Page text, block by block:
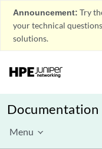
Announcement: Try
your technical
solutions.
Documentation
Menu